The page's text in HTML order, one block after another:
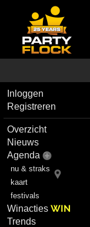
Inloggen
Registreren
Overzicht
Nieuws
Agenda
nu & straks
kaart
festivals
WinactiesWIN
Trends